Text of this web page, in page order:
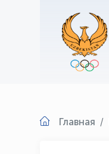
Главная